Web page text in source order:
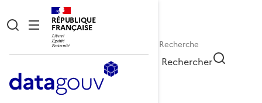
RÉPUBLIQUE
FRANÇAISE
Rechercher